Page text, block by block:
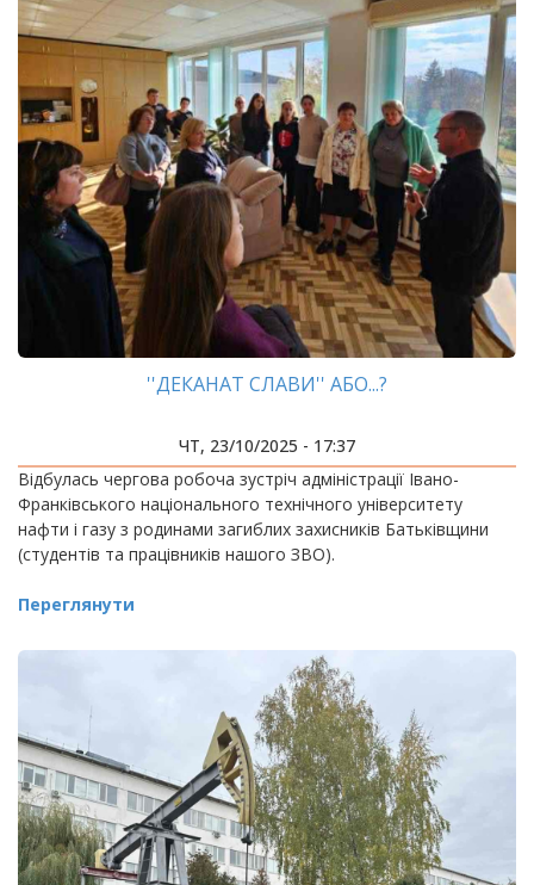
''ДЕКАНАТ СЛАВИ'' АБО...?
ЧТ, 23/10/2025 - 17:37
Відбулась чергова робоча зустріч адміністрації Івано-
Франківського національного технічного університету
нафти і газу з родинами загиблих захисників Батьківщини
(студентів та працівників нашого ЗВО).
Переглянути